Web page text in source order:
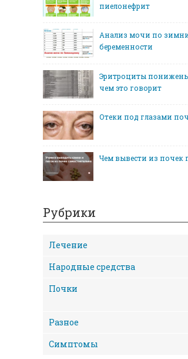
пиелонефрит
Анализ мочи по
беременности
Эритроциты
чем это говорит
Отеки под глазами
Чем вывести из почек
Рубрики
Лечение
Народные средства
Почки
Разное
Симптомы